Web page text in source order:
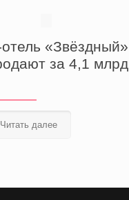
«Звёздный»
за 4,1 млрд
Читать далее